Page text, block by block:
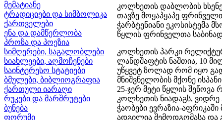
მემატიანე
ტრადიციები და სიმბოლიკა
ქართველები
ენა და დამწერლობა
პროზა და პოეზია
სიმღერები, საგალობლები
სიახლეები, აღმოჩენები
საინტერესო სტატიები
ბმულები, ბიბლიოგრაფია
ქართული იარაღი
რუკები და მარშრუტები
ბუნება
ფორუმი
კოლხეთის დაბლობის
თავზე მოყაპყაპე
ჭარბტენიანი ეკოსისტემა
წყლის ფრინველთა
კოლხეთის პარკი
ლანდშაფტის ნაშთია, 10
უწყვეტ ზოლად რომ იყო
მნიშვნელობის მქონე
25-ჯერ მეტი წყლის
კოლხეთის ნიადაგს, ვიდრე
ჭაობები ევრაზია-
ადგილია შემოდგომასა და